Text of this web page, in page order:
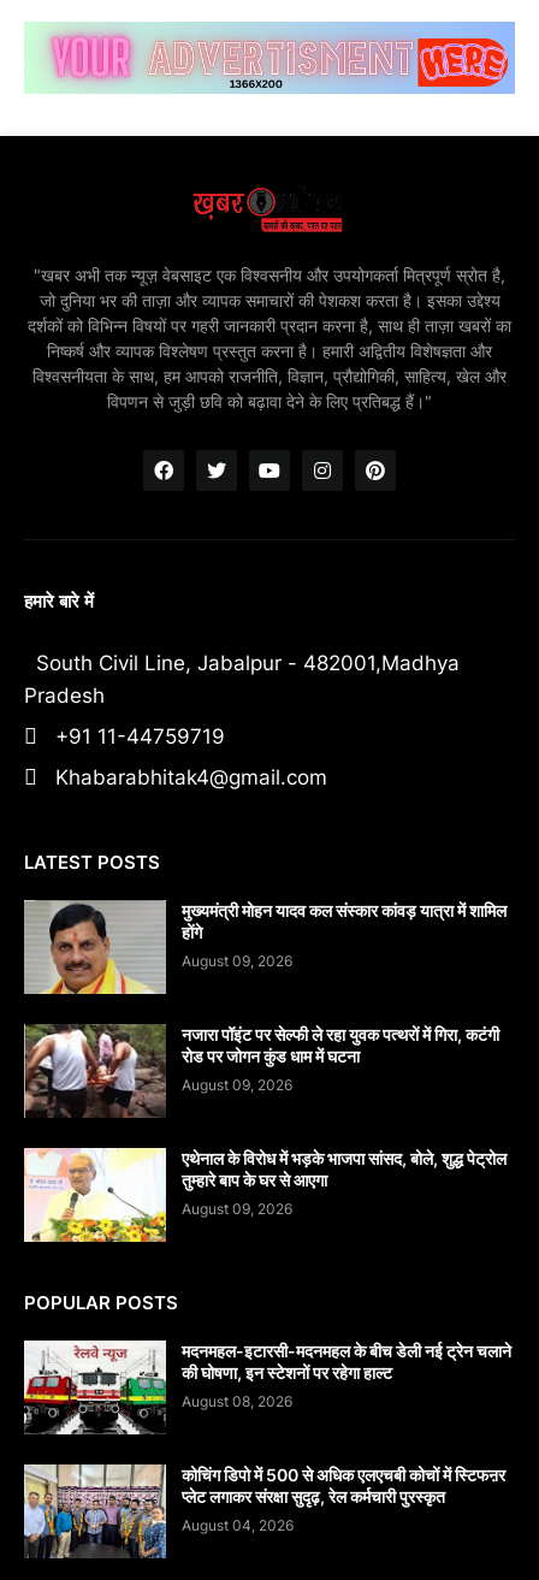
"खबर अभी तक न्यूज़ वेबसाइट एक विश्वसनीय और उपयोगकर्ता मित्रपूर्ण स्रोत है,
जो दुनिया भर की ताज़ा और व्यापक समाचारों की पेशकश करता है। इसका उद्देश्य
दर्शकों को विभिन्न विषयों पर गहरी जानकारी प्रदान करना है, साथ ही ताज़ा खबरों का
निष्कर्ष और व्यापक विश्लेषण प्रस्तुत करना है। हमारी अद्वितीय विशेषज्ञता और
विश्वसनीयता के साथ, हम आपको राजनीति, विज्ञान, प्रौद्योगिकी, साहित्य, खेल और
विपणन से जुड़ी छवि को बढ़ावा देने के लिए प्रतिबद्ध हैं।"
हमारे बारे में
South Civil Line, Jabalpur - 482001,Madhya
Pradesh
+91 11-44759719
Khabarabhitak4@gmail.com
LATEST POSTS
मुख्यमंत्री मोहन यादव कल संस्कार कांवड़ यात्रा में शामिल
होंगे
August 09, 2026
नजारा पॉइंट पर सेल्फी ले रहा युवक पत्थरों में गिरा, कटंगी
रोड पर जोगन कुंड धाम में घटना
August 09, 2026
एथेनाल के विरोध में भड़के भाजपा सांसद, बोले, शुद्ध पेट्रोल
तुम्हारे बाप के घर से आएगा
August 09, 2026
POPULAR POSTS
मदनमहल-इटारसी-मदनमहल के बीच डेली नई ट्रेन चलाने
की घोषणा, इन स्टेशनों पर रहेगा हाल्ट
August 08, 2026
कोचिंग डिपो में 500 से अधिक एलएचबी कोचों में स्टिफऩर
प्लेट लगाकर संरक्षा सुदृढ़, रेल कर्मचारी पुरस्कृत
August 04, 2026